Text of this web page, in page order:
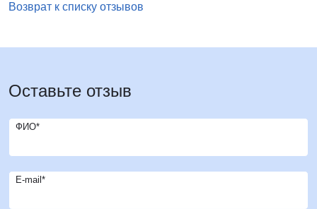
Возврат к списку отзывов
Оставьте отзыв
ФИО*
E-mail*